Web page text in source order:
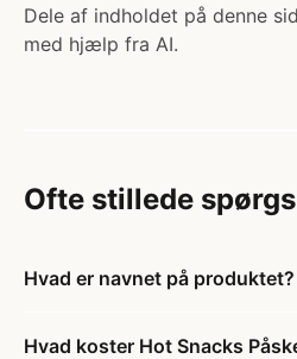
Dele af indholdet på denne
med hjælp fra AI.
Ofte stillede
Hvad er navnet på produktet?
Hvad koster Hot Snacks